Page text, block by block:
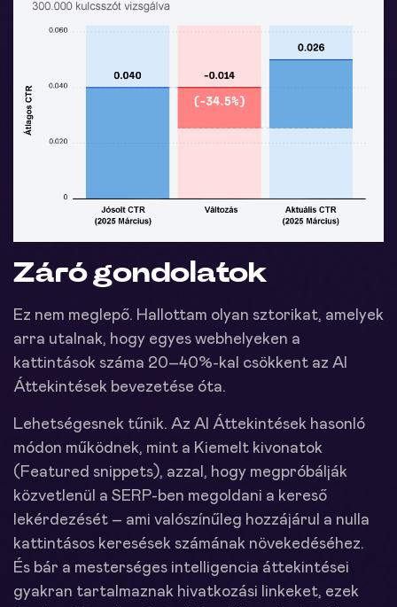
Záró gondolatok
Ez nem meglepő. Hallottam olyan sztorikat, amelyek
arra utalnak, hogy egyes webhelyeken a
kattintások száma 20–40%-kal csökkent az AI
Áttekintések bevezetése óta.
Lehetségesnek tűnik. Az AI Áttekintések hasonló
módon működnek, mint a Kiemelt kivonatok
(Featured snippets), azzal, hogy megpróbálják
közvetlenül a SERP-ben megoldani a kereső
lekérdezését – ami valószínűleg hozzájárul a nulla
kattintásos keresések számának növekedéséhez.
És bár a mesterséges intelligencia áttekintései
gyakran tartalmaznak hivatkozási linkeket, ezek